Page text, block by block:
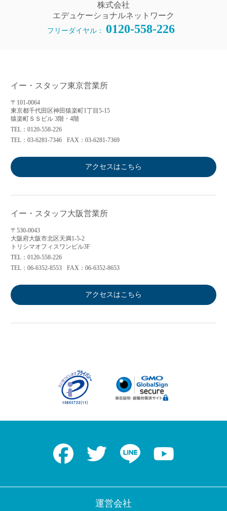
株式会社
エデュケーショナルネットワーク
フリーダイヤル： 0120-558-226
イー・スタッフ東京営業所
〒101-0064
東京都千代田区神田猿楽町1丁目5-15
猿楽町ＳＳビル 3階・4階
TEL：0120-558-226
TEL：03-6281-7346
FAX：03-6281-7369
アクセスはこちら
イー・スタッフ大阪営業所
〒530-0043
大阪府大阪市北区天満1-5-2
トリシマオフィスワンビル3F
TEL：0120-558-226
TEL：06-6352-8553
FAX：06-6352-8653
アクセスはこちら
Facebook Twitter LINE
運営会社